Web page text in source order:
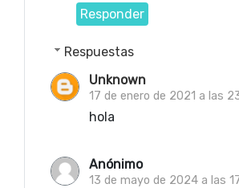
Responder
Respuestas
Unknown
17 de enero de 2021 a las
hola
Anónimo
13 de mayo de 2024 a las